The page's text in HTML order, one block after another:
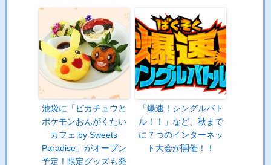
池袋に「ピカチュウと
ポケモンおんがくたい
カフェ by Sweets
Paradise」がオープン
予定！限定グッズも発
「爆速！シングルバト
ル！！」など、秋まで
に７つのインターネッ
ト大会が開催！！